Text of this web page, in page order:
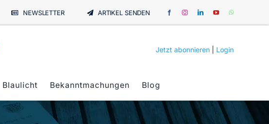
NEWSLETTER ARTIKEL SENDEN
Jetzt abonnieren Login
Blaulicht Bekanntmachungen Blog